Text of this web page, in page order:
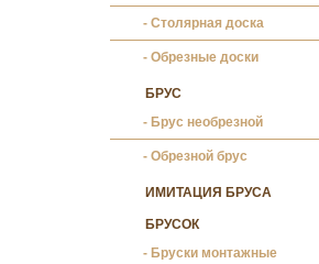
Столярная доска
Обрезные доски
БРУС
Брус необрезной
Обрезной брус
ИМИТАЦИЯ БРУСА
БРУСОК
Бруски монтажные